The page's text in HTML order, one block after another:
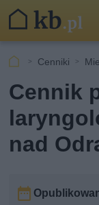
Cenniki
Cennik
nad